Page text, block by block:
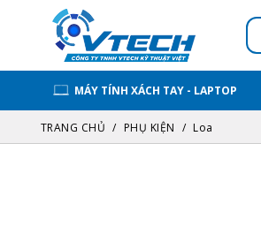
MÁY TÍNH XÁCH TAY - LAPTOP
TRANG CHỦ PHỤ KIỆN Loa